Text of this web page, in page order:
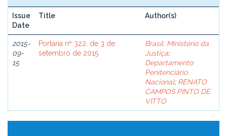
Issue
Date
Title Author(s)
2015-
09-
15
Portaria nº 322, de 3 de
setembro de 2015
Brasil. Ministério da
Justiça;
Departamento
Penitenciário
Nacional; RENATO
CAMPOS PINTO DE
VITTO